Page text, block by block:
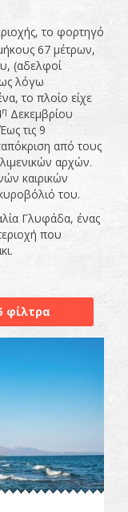
το φορτηγό
67 μέτρων,
(αδελφοί
λόγω
το πλοίο είχε
η Δεκεμβρίου
τις 9
από τους
αρχών.
καιρικών
του.
Γλυφάδα, ένας
που
φίλτρα